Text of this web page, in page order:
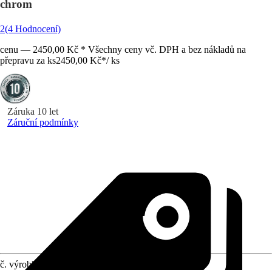
chrom
2(4 Hodnocení)
cenu — 2450,00 Kč * Všechny ceny vč. DPH a bez nákladů na
přepravu za ks2450,00 Kč*/ ks
Záruka 10 let
Záruční podmínky
č. výrobku